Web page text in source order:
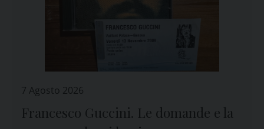
7 Agosto 2026
Francesco Guccini. Le domande e la